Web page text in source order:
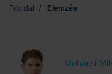
Főoldal / Elemzés
Mohácsi